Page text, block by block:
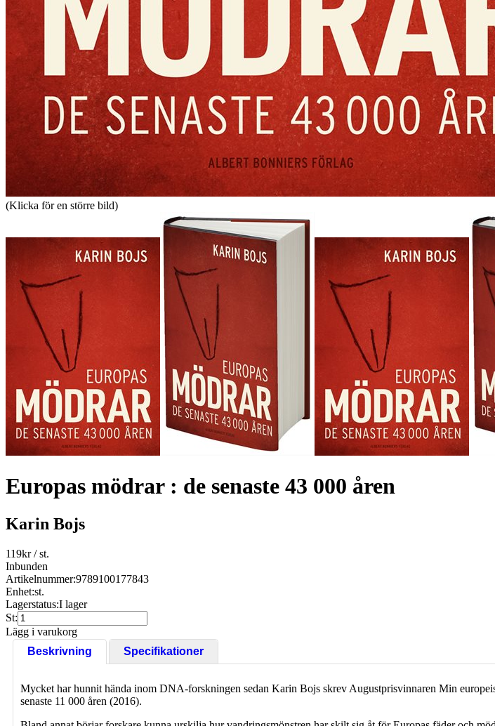
(Klicka för en större bild)
Europas mödrar : de senaste 43 000 åren
Karin Bojs
119kr/ st.
Inbunden
Artikelnummer:9789100177843
Enhet:st.
Lagerstatus:I lager
St:
Lägg i varukorg
Beskrivning
Specifikationer
Mycket har hunnit hända inom DNA-forskningen sedan Karin Bojs skrev Augustprisvinnaren Min
senaste 11 000 åren (2016).